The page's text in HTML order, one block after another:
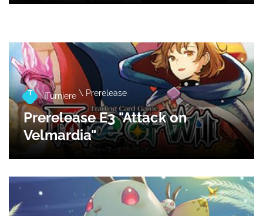
T Turniere \ Prerelease
Prerelease E3 "Attack on
Velmardia"